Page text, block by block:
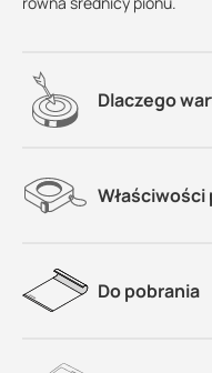
Dlaczego
Do pobrania